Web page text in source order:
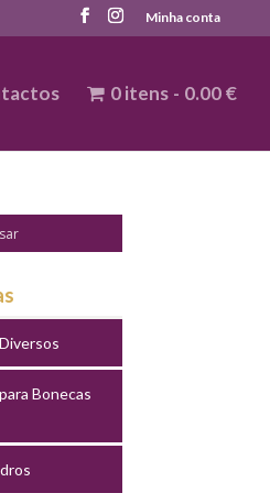
Minha conta
0 itens 0.00 €
Bonecas